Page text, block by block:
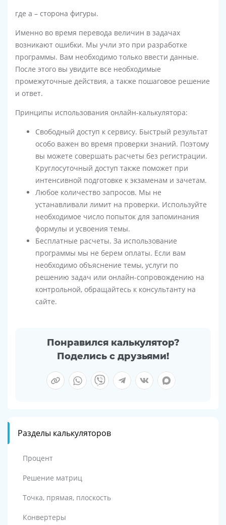
где a – сторона фигуры.
Именно во время перевода величин в задачах
возникают ошибки. Мы учли это при разработке
программы. Вам необходимо только ввести данные.
После этого вы увидите все необходимые
промежуточные действия, а также пошаговое решение
и ответ.
Принципы использования онлайн-калькулятора:
Свободный доступ к сервису. Быстрый результат
особо важен во время проверки знаний. Поэтому
вы можете совершать расчеты без регистрации.
Круглосуточный доступ также поможет при
интенсивной подготовке к экзаменам и зачетам.
Любое количество запросов. Мы не
устанавливали лимит на проверки. Используйте
необходимое число попыток для запоминания
формулы и усвоения темы.
Бесплатные расчеты. За использование
программы мы не берем оплаты. Если вам
необходимо объяснение темы, услуги по
решению задач или онлайн-сопровождению на
контрольной, обращайтесь к консультанту на
сайте.
Понравился калькулятор?
Поделись с друзьями!
Разделы калькуляторов
Процент
Решение матриц
Точка, прямая, плоскость
Конвертеры